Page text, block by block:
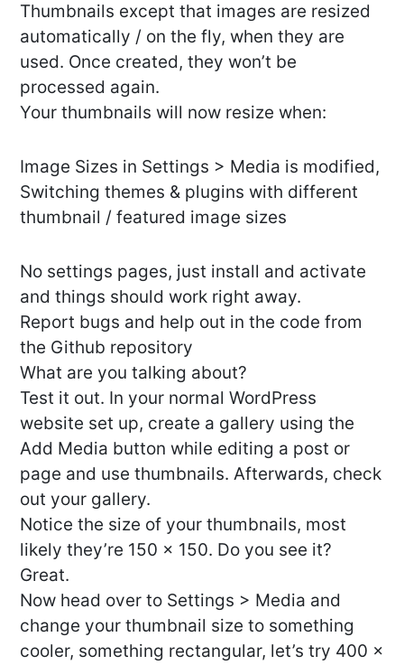
Thumbnails except that images are resized
automatically / on the fly, when they are
used. Once created, they won’t be
processed again.
Your thumbnails will now resize when:
Image Sizes in Settings > Media is modified,
Switching themes & plugins with different
thumbnail / featured image sizes
No settings pages, just install and activate
and things should work right away.
Report bugs and help out in the code from
the Github repository
What are you talking about?
Test it out. In your normal WordPress
website set up, create a gallery using the
Add Media button while editing a post or
page and use thumbnails. Afterwards, check
out your gallery.
Notice the size of your thumbnails, most
likely they’re 150 x 150. Do you see it?
Great.
Now head over to Settings > Media and
change your thumbnail size to something
cooler, something rectangular, let’s try 400 x